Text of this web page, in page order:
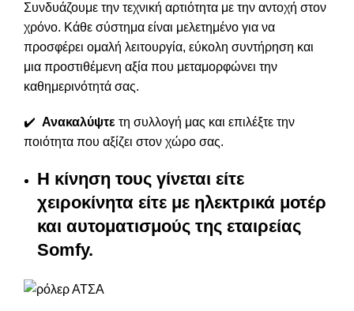
Συνδυάζουμε την τεχνική αρτιότητα με την αντοχή στον
χρόνο. Κάθε σύστημα είναι μελετημένο για να
προσφέρει ομαλή λειτουργία, εύκολη συντήρηση και
μια προστιθέμενη αξία που μεταμορφώνει την
καθημερινότητά σας.
✔️ Ανακαλύψτε τη συλλογή μας και επιλέξτε την
ποιότητα που αξίζει στον χώρο σας.
Η κίνηση τους γίνεται είτε
χειροκίνητα είτε με ηλεκτρικά μοτέρ
και αυτοματισμούς της εταιρείας
Somfy.